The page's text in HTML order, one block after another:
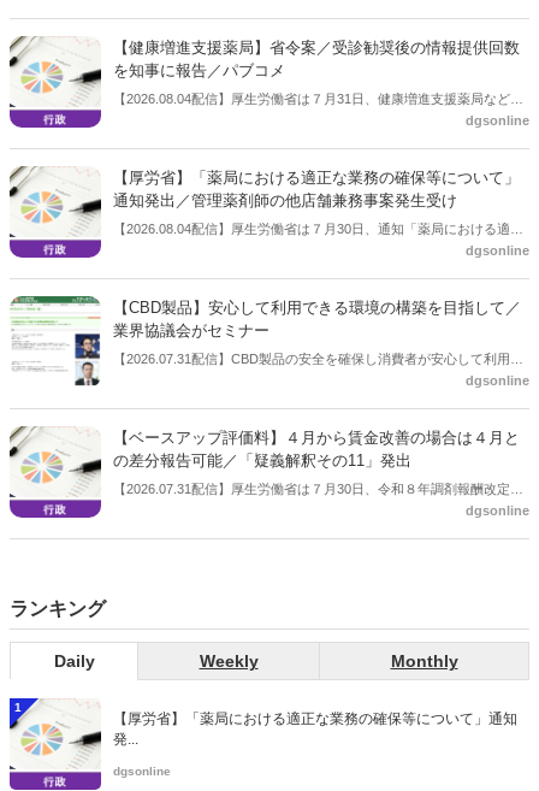
会等に報告し、令和８年秋頃を目途に結論を得る予定。
【健康増進支援薬局】省令案／受診勧奨後の情報提供回数
を知事に報告／パブコメ
【2026.08.04配信】厚生労働省は７月31日、健康増進支援薬局などに
関する省令案を示し、パブコメを開始した。受診勧奨を行った後に、
品に関する情報を提供した回数を知事に報告する事項とする。
dgsonline
【厚労省】「薬局における適正な業務の確保等について」
通知発出／管理薬剤師の他店舗兼務事案発生受け
【2026.08.04配信】厚生労働省は７月30日、通知「薬局における適正
dgsonline
【CBD製品】安心して利用できる環境の構築を目指して／
業界協議会がセミナー
【2026.07.31配信】CBD製品の安全を確保し消費者が安心して利用で
きる環境を構築することを目的に設立された団体である一般社団法人
に開かれた「第26回JAPANドラッグストアショー」のビジネスセミナ
ーとして開いたもの。
dgsonline
【ベースアップ評価料】４月から賃金改善の場合は４月と
の差分報告可能／「疑義解釈その11」発出
【2026.07.31配信】厚生労働省は７月30日、令和８年調剤報酬改定の
dgsonline
ランキング
Daily Weekly Monthly
1
【厚労省】「薬局における適正な業務の確保等について」通知
発...
dgsonline